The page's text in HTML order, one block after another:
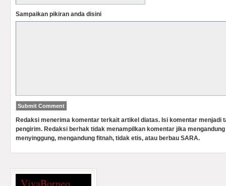
Sampaikan pikiran anda disini
Redaksi menerima komentar terkait artikel diatas. Isi komentar menjadi
pengirim. Redaksi berhak tidak menampilkan komentar jika
menyinggung, mengandung fitnah, tidak etis, atau berbau SARA.
VivaBorneo